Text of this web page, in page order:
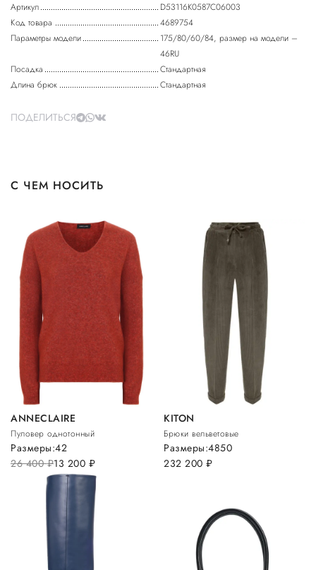
Артикул
D53116K0587C06003
Код товара
4689754
Параметры модели
175/80/60/84, размер на модели –
46RU
Посадка
Стандартная
Длина брюк
Стандартная
ПОДЕЛИТЬСЯ
С ЧЕМ НОСИТЬ
ANNECLAIRE
Пуловер однотонный
26 400руб.13 200 руб.
Размеры:42
KITON
Брюки вельветовые
232 200руб.
Размеры:4850